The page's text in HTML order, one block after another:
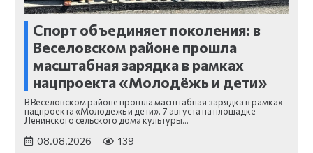
Спорт объединяет поколения: в
Веселовском районе прошла
масштабная зарядка в рамках
нацпроекта «Молодёжь и дети»
В Веселовском районе прошла масштабная зарядка в рамках
нацпроекта «Молодёжь и дети». 7 августа на площадке
Ленинского сельского дома культуры…
08.08.2026 139